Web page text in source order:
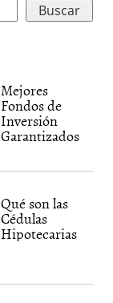
Mejores
Fondos de
Inversión
Garantizados
Qué son las
Cédulas
Hipotecarias